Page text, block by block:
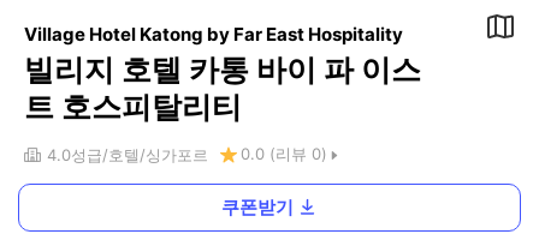
Village Hotel Katong by Far East Hospitality
빌리지 호텔 카통 바이 파 이스
트 호스피탈리티
4.0성급 호텔 싱가포르 0.0 (리뷰 0)
쿠폰받기